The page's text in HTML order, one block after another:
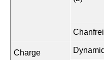
Charge